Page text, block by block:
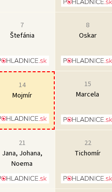
7
Štefánia
8
Oskar
14
Mojmír
15
Marcela
21
Jana, Johana,
Noema
22
Tichomír